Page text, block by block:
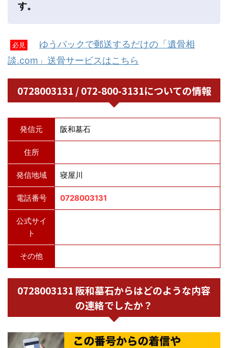
す。
必見
ゆうパックで郵送するだけの「遺骨相
談.com」送骨サービスはこちら
0728003131 / 072-800-3131についての情報
発信元 阪和墓石
住所
発信地域 寝屋川
電話番号 0728003131
公式サイ
ト
その他
0728003131 阪和墓石からはどのような内容
の連絡でしたか？